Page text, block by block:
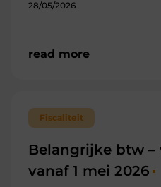
28/05/2026
read more
Fiscaliteit
Belangrijke btw
vanaf 1 mei 2026